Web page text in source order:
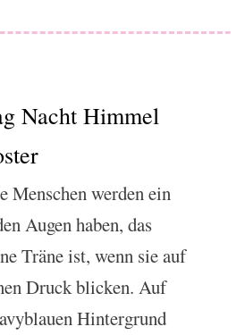
Nacht Himmel
Menschen werden ein
Augen haben, das
Träne ist, wenn sie auf
Druck blicken. Auf
Hintergrund